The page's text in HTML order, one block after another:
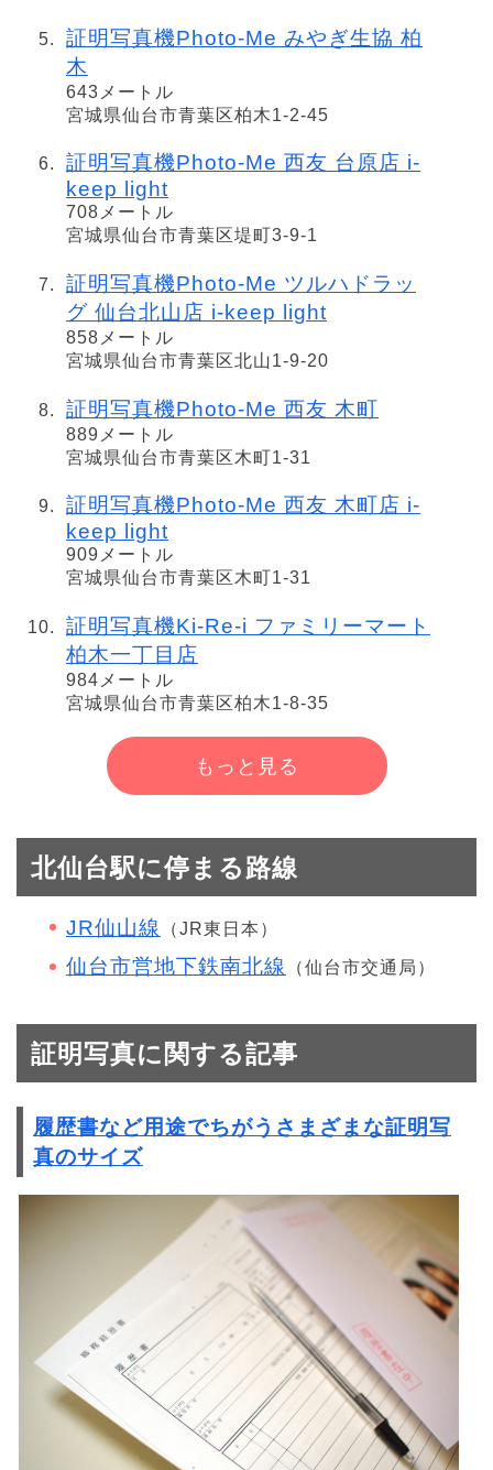
証明写真機Photo-Me みやぎ生協 柏
木
643メートル
宮城県仙台市青葉区柏木1-2-45
証明写真機Photo-Me 西友 台原店 i-
keep light
708メートル
宮城県仙台市青葉区堤町3-9-1
証明写真機Photo-Me ツルハドラッ
グ 仙台北山店 i-keep light
858メートル
宮城県仙台市青葉区北山1-9-20
証明写真機Photo-Me 西友 木町
889メートル
宮城県仙台市青葉区木町1-31
証明写真機Photo-Me 西友 木町店 i-
keep light
909メートル
宮城県仙台市青葉区木町1-31
証明写真機Ki-Re-i ファミリーマート
柏木一丁目店
984メートル
宮城県仙台市青葉区柏木1-8-35
もっと見る
北仙台駅に停まる路線
JR仙山線 （JR東日本）
仙台市営地下鉄南北線 （仙台市交通局）
証明写真に関する記事
履歴書など用途でちがうさまざまな証明写
真のサイズ